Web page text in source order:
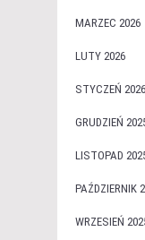
MARZEC 2026
LUTY 2026
STYCZEŃ 2026
GRUDZIEŃ
LISTOPAD
PAŹDZIERNIK
WRZESIEŃ